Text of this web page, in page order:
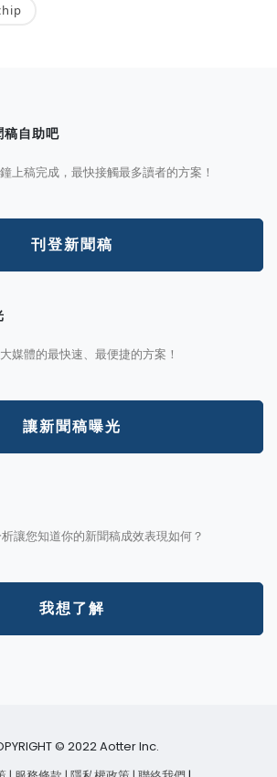
稿自助吧
上稿完成，最快接觸最多讀者的方案！
刊登新聞稿
媒體的最快速、最便捷的方案！
讓新聞稿曝光
讓您知道你的新聞稿成效表現如何？
我想了解
© 2022 Aotter Inc.